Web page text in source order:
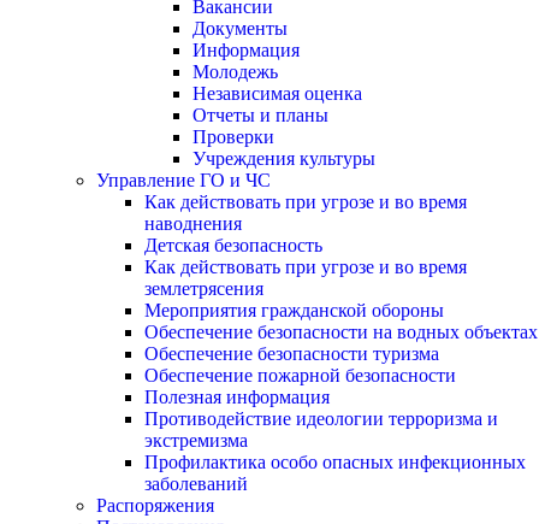
Вакансии
Документы
Информация
Молодежь
Независимая оценка
Отчеты и планы
Проверки
Учреждения культуры
Управление ГО и ЧС
Как действовать при угрозе и во время
наводнения
Детская безопасность
Как действовать при угрозе и во время
землетрясения
Мероприятия гражданской обороны
Обеспечение безопасности на водных объектах
Обеспечение безопасности туризма
Обеспечение пожарной безопасности
Полезная информация
Противодействие идеологии терроризма и
экстремизма
Профилактика особо опасных инфекционных
заболеваний
Распоряжения